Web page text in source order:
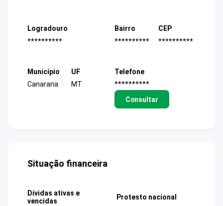
Logradouro
**********
Bairro
**********
CEP
**********
Município
Canarana
UF
MT
Telefone
**********
Consultar
Situação financeira
Dívidas ativas e
vencidas
Protesto nacional